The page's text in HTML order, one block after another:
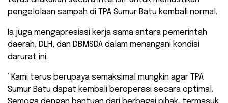
pengelolaan sampah di TPA Sumur Batu kembali normal.
Ia juga mengapresiasi kerja sama antara pemerintah
daerah, DLH, dan DBMSDA dalam menangani kondisi
darurat ini.
“Kami terus berupaya semaksimal mungkin agar TPA
Sumur Batu dapat kembali beroperasi secara optimal.